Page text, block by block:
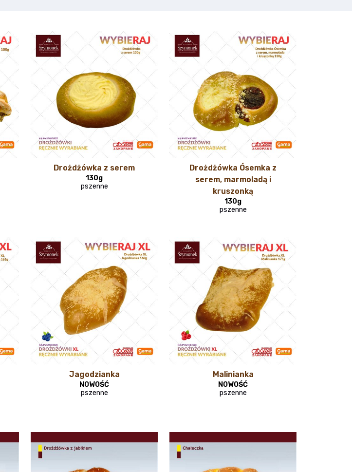
Drożdżówka z serem
130g
pszenne
Drożdżówka Ósemka z
serem, marmoladą i
kruszonką
130g
pszenne
Jagodzianka
NOWOŚĆ
pszenne
Malinianka
NOWOŚĆ
pszenne